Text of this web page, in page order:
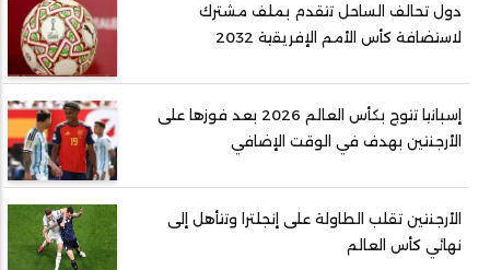
دول تحالف الساحل تتقدم بملف مشترك
لاستضافة كأس الأمم الإفريقية 2032
إسبانيا تتوج بكأس العالم 2026 بعد فوزها على
الأرجنتين بهدف في الوقت الإضافي
الأرجنتين تقلب الطاولة على إنجلترا وتتأهل إلى
نهائي كأس العالم